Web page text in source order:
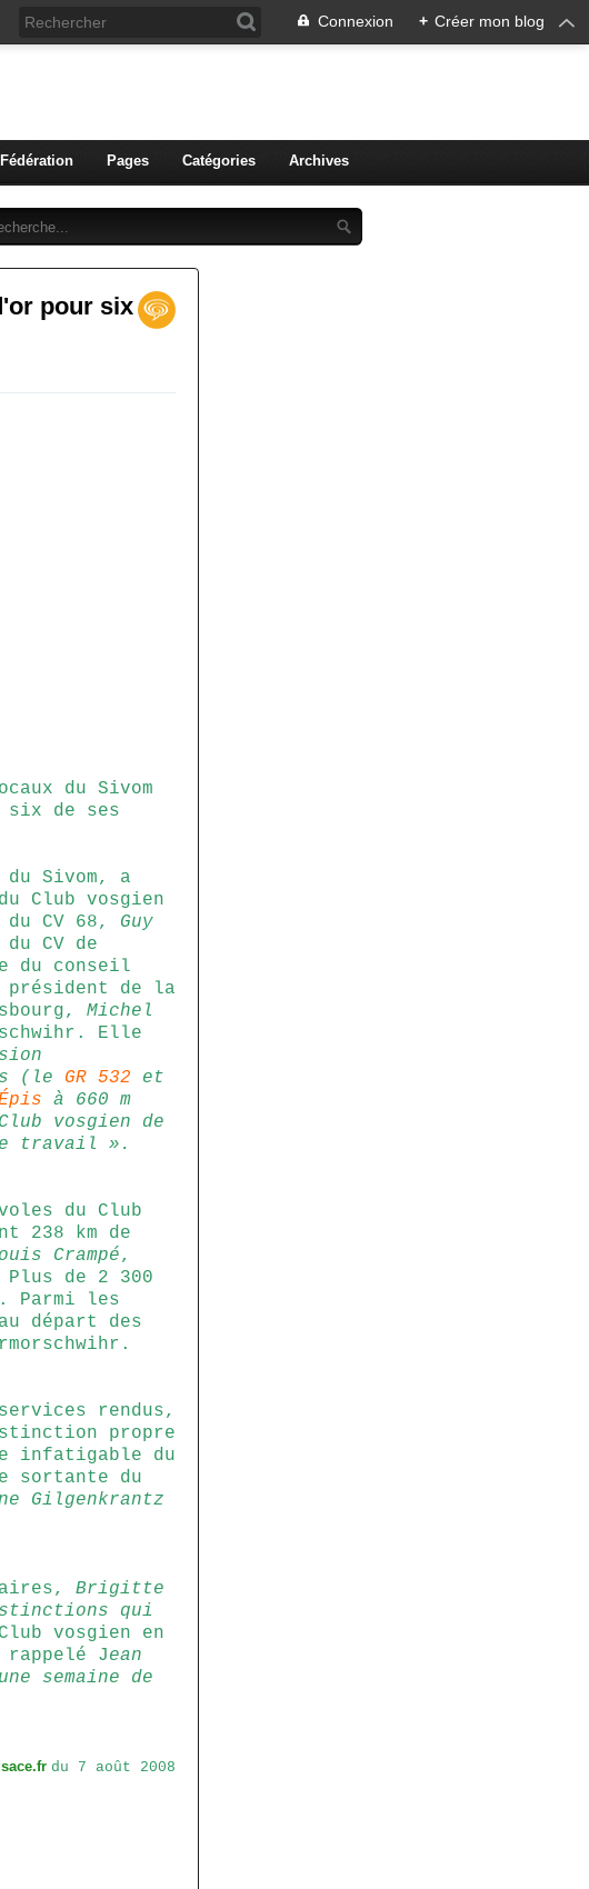
Connexion + Créer mon blog
Fédération Pages Catégories Archives
pour six
du Sivom
six de ses
Sivom, a
Club vosgien
CV 68, Guy
CV de
du conseil
de la
Michel
Elle
(le GR 532 et
à 660 m
vosgien de
travail ».
du Club
238 km de
Crampé,
de 2 300
Parmi les
départ des
rendus,
propre
infatigable du
sortante du
Gilgenkrantz
Brigitte
qui
vosgien en
Jean
semaine de
du 7 août 2008